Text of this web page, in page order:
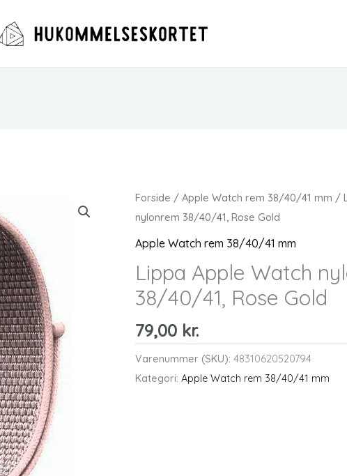
Forside /Apple Watch rem 38/40/41 mm /
nylonrem 38/40/41, Rose Gold
Apple Watch rem 38/40/41 mm
Lippa Apple Watch
38/40/41, Rose Gold
79,00 kr.
Varenummer (SKU):48310620520794
Kategori:Apple Watch rem 38/40/41 mm